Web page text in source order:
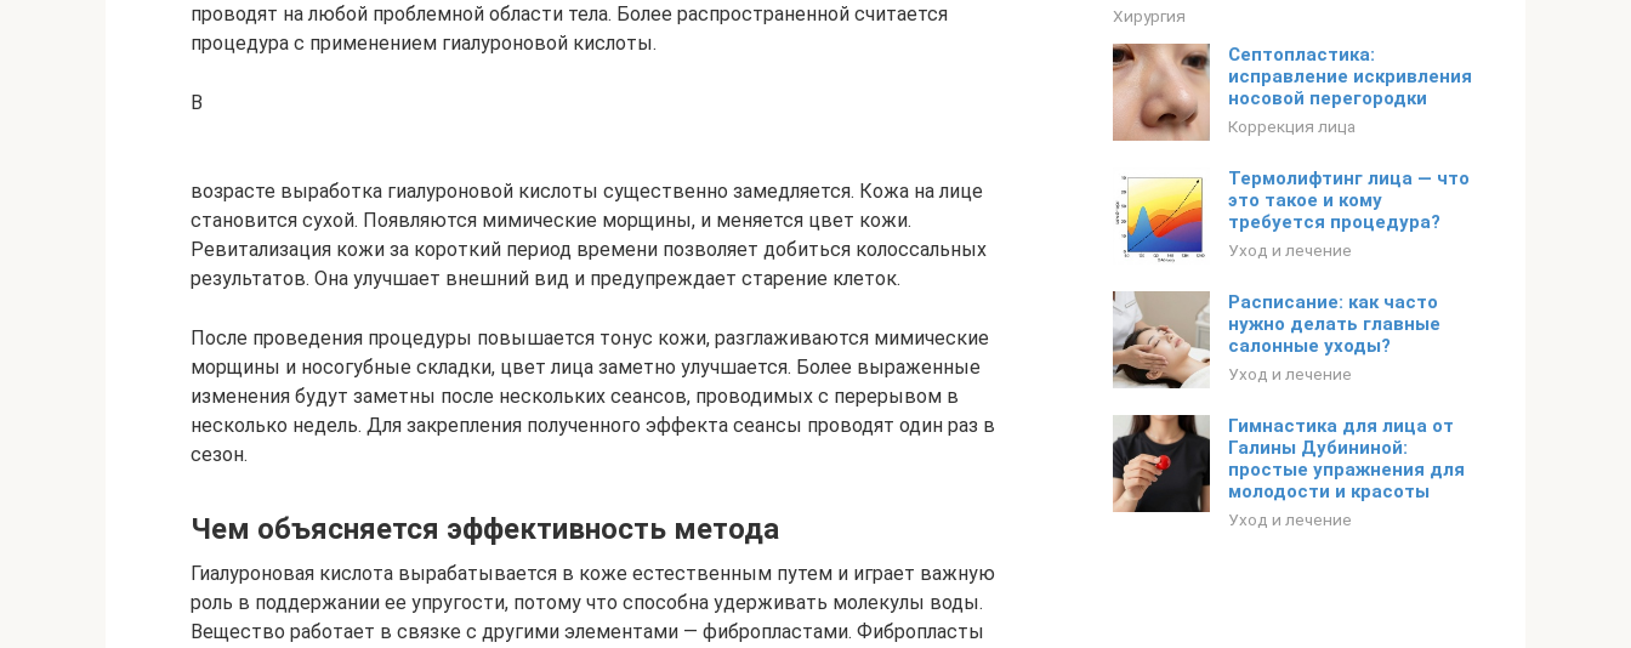
проводят на любой проблемной области тела. Более распространенной считается
процедура с применением гиалуроновой кислоты.
В
возрасте выработка гиалуроновой кислоты существенно замедляется. Кожа на лице
становится сухой. Появляются мимические морщины, и меняется цвет кожи.
Ревитализация кожи за короткий период времени позволяет добиться колоссальных
результатов. Она улучшает внешний вид и предупреждает старение клеток.
После проведения процедуры повышается тонус кожи, разглаживаются мимические
морщины и носогубные складки, цвет лица заметно улучшается. Более выраженные
изменения будут заметны после нескольких сеансов, проводимых с перерывом в
несколько недель. Для закрепления полученного эффекта сеансы проводят один раз в
сезон.
Чем объясняется эффективность метода
Гиалуроновая кислота вырабатывается в коже естественным путем и играет важную
роль в поддержании ее упругости, потому что способна удерживать молекулы воды.
Вещество работает в связке с другими элементами — фибропластами. Фибропласты
Хирургия
Септопластика:
исправление искривления
носовой перегородки
Коррекция лица
Термолифтинг лица — что
это такое и кому
требуется процедура?
Уход и лечение
Расписание: как часто
нужно делать главные
салонные уходы?
Уход и лечение
Гимнастика для лица от
Галины Дубининой:
простые упражнения для
молодости и красоты
Уход и лечение